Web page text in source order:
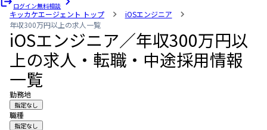
ログイン無料相談
キッカケエージェント トップ
iOSエンジニア
年収300万円以上の求人一覧
iOSエンジニア／年収300万円以
上の求人・転職・中途採用情報
一覧
勤務地
指定なし
職種
指定なし